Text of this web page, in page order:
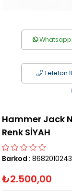
Whatsapp
Telefon
Hammer Jack
Renk SİYAH
Barkod :
₺2.500,00